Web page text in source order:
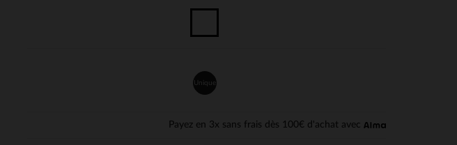
Unique
Payez en 3x sans frais dès 100€ d'achat avec